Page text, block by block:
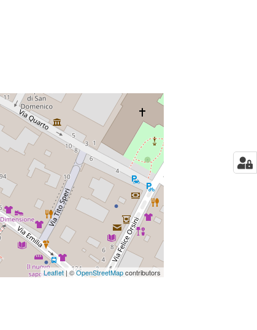
Leaflet| ©OpenStreetMapcontributors